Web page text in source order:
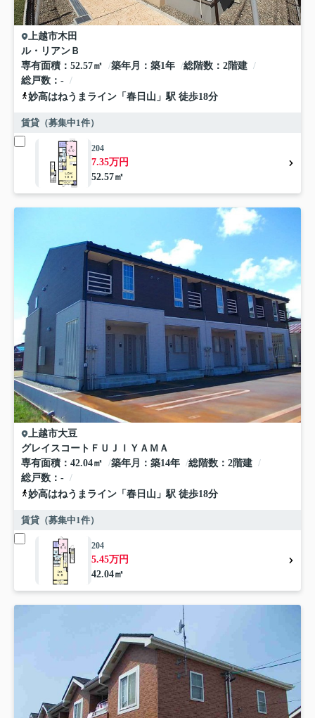
上越市木田
ル・リアンＢ
専有面積
52.57㎡ 築年月 築1年 総階数
2階建
総戸数
-
妙高はねうまライン 「 春日山 」駅 徒歩18分
賃貸（募集中1件）
204
7.35万円
52.57㎡
上越市大豆
グレイスコートＦＵＪＩＹＡＭＡ
専有面積
42.04㎡ 築年月 築14年 総階数
2階建
総戸数
-
妙高はねうまライン 「 春日山 」駅 徒歩18分
賃貸（募集中1件）
204
5.45万円
42.04㎡